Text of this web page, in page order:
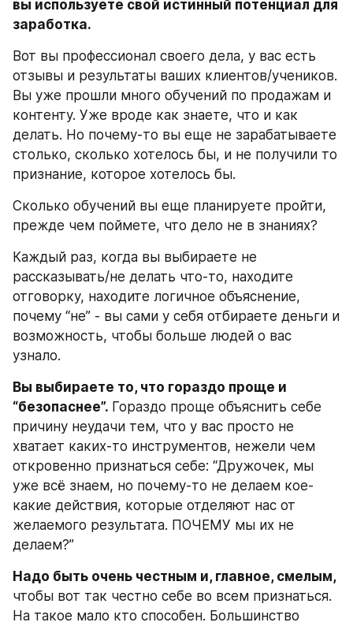
вы используете свой истинный потенциал для
заработка.
Вот вы профессионал своего дела, у вас есть
отзывы и результаты ваших клиентов/учеников.
Вы уже прошли много обучений по продажам и
контенту. Уже вроде как знаете, что и как
делать. Но почему-то вы еще не зарабатываете
столько, сколько хотелось бы, и не получили то
признание, которое хотелось бы.
Сколько обучений вы еще планируете пройти,
прежде чем поймете, что дело не в знаниях?
Каждый раз, когда вы выбираете не
рассказывать/не делать что-то, находите
отговорку, находите логичное объяснение,
почему “не” - вы сами у себя отбираете деньги и
возможность, чтобы больше людей о вас
узнало.
Вы выбираете то, что гораздо проще и
“безопаснее”. Гораздо проще объяснить себе
причину неудачи тем, что у вас просто не
хватает каких-то инструментов, нежели чем
откровенно признаться себе: “Дружочек, мы
уже всё знаем, но почему-то не делаем кое-
какие действия, которые отделяют нас от
желаемого результата. ПОЧЕМУ мы их не
делаем?”
Надо быть очень честным и, главное, смелым,
чтобы вот так честно себе во всем признаться.
На такое мало кто способен. Большинство